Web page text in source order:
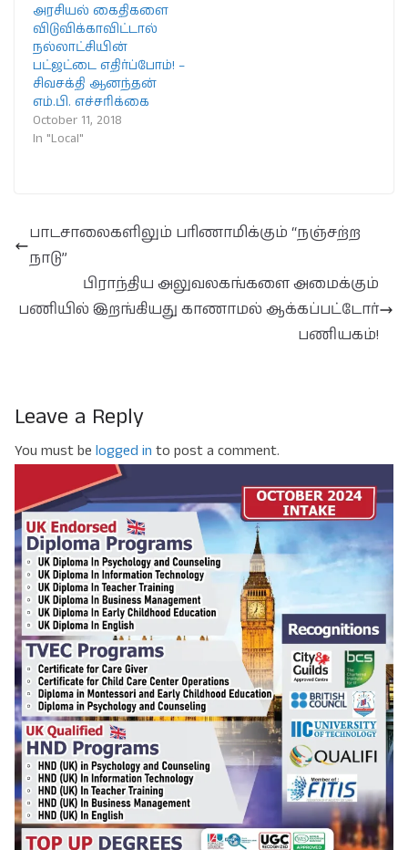
அரசியல் கைதிகளை
விடுவிக்காவிட்டால்
நல்லாட்சியின்
பட்ஜட்டை எதிர்ப்போம்! –
சிவசக்தி ஆனந்தன்
எம்.பி. எச்சரிக்கை
October 11, 2018
In "Local"
பாடசாலைகளிலும் பரிணாமிக்கும் “நஞ்சற்ற
நாடு”
பிராந்திய அலுவலகங்களை அமைக்கும்
பணியில் இறங்கியது காணாமல் ஆக்கப்பட்டோர்
பணியகம்!
Leave a Reply
You must be logged in to post a comment.